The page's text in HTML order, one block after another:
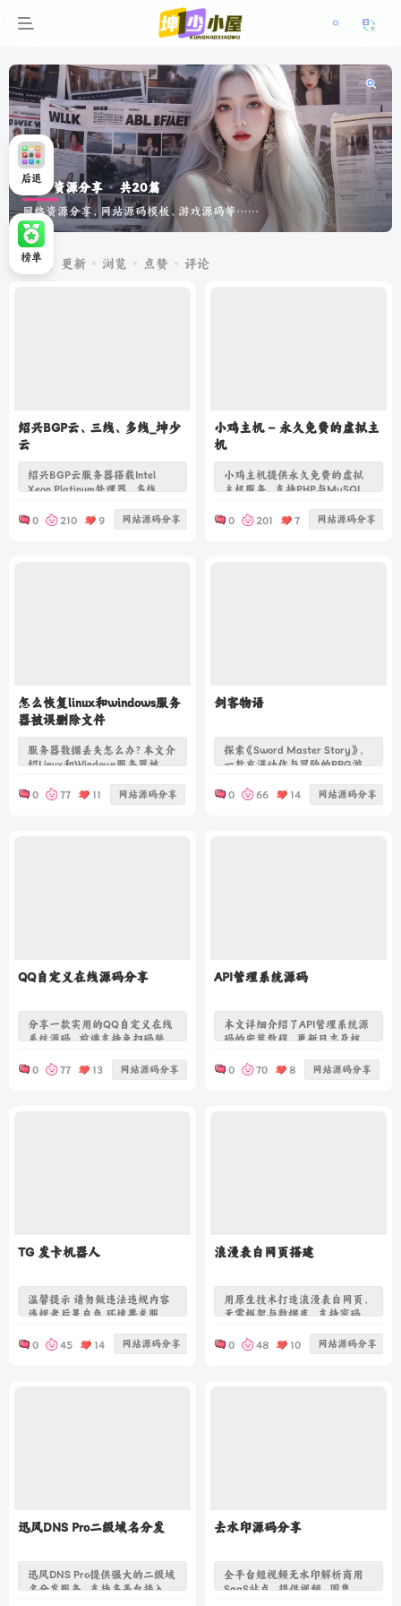
资源分享 共20篇
网络资源分享，网站源码模板，游戏源码等……
排序 更新 浏览 点赞 评论
绍兴BGP云、三线、多线_坤少
云
绍兴BGP云服务器搭载Intel
Xeon Platinum处理器，多线
备SSD存储与DDoS防御，满足
不同业务场景需求。
0 210 9 网站源码分享
小鸡主机 – 永久免费的虚拟主
机
小鸡主机提供永久免费的虚拟
主机服务，支持PHP与MySQL，
供香港、美国、国内多节点，免
费SSL与每日备份，确保数据安
0 201 7 网站源码分享
怎么恢复linux和windows服务
器被误删除文件
服务器数据丢失怎么办？本文介
绍Linux和Windows服务器被误
恢复、硬件修复、数据恢复软
件、RAID技术及专业机构服务，
0 77 11 网站源码分享
剑客物语
探索《Sword Master Story》，
一款充满动作与冒险的RPG游
伴，享受二刀流带来的速度与华
丽技能。在无尽的冒险中，收集
0 66 14 网站源码分享
QQ自定义在线源码分享
分享一款实用的QQ自定义在线
系统源码，前端支持免扫码登
卡密激活权限灵活。后台功能强
大，可生成多种卡密类型，管理
0 77 13 网站源码分享
API管理系统源码
本文详细介绍了API管理系统源
码的安装教程、更新日志及核心
加固、界面简洁化改造及移动端
适配，助力开发者快速搭建高效
0 70 8 网站源码分享
TG 发卡机器人
温馨提示 请勿做违法违规内容
违规者后果自负 环境要求服务
CentOS7+/Debian/Ubuntu，必
须海外服务器运行环境：
0 45 14 网站源码分享
浪漫表白网页搭建
用原生技术打造浪漫表白网页，
无需框架与数据库，支持密码解
动画及自定义弹窗，爱心粒子爆
炸效果惊艳，适合表白、纪念日
0 48 10 网站源码分享
迅风DNS Pro二级域名分发
迅风DNS Pro提供强大的二级域
名分发服务，支持多平台接入、
去水印源码分享
全平台短视频无水印解析商用
SaaS站点，提供视频、图集、封
后退
榜单